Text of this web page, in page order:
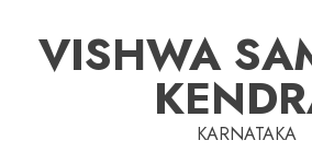
contentVISHWA
KARNATAKA